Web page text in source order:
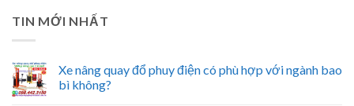
TIN MỚI NHẤT
Xe nâng quay đổ phuy điện có phù hợp với ngành bao
bì không?